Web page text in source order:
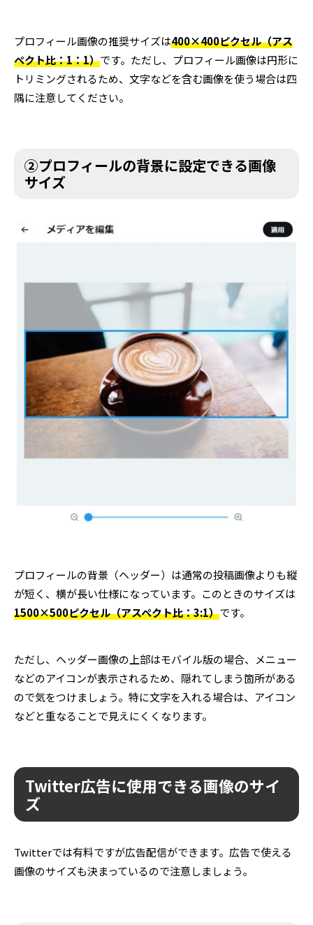
プロフィール画像の推奨サイズは400×400ピクセル（アス
ペクト比：1：1）です。ただし、プロフィール画像は円形に
トリミングされるため、文字などを含む画像を使う場合は四
隅に注意してください。
②プロフィールの背景に設定できる画像
サイズ
プロフィールの背景（ヘッダー）は通常の投稿画像よりも縦
が短く、横が長い仕様になっています。このときのサイズは
1500×500ピクセル（アスペクト比：3:1）です。
ただし、ヘッダー画像の上部はモバイル版の場合、メニュー
などのアイコンが表示されるため、隠れてしまう箇所がある
ので気をつけましょう。特に文字を入れる場合は、アイコン
などと重なることで見えにくくなります。
Twitter広告に使用できる画像のサイ
ズ
Twitterでは有料ですが広告配信ができます。広告で使える
画像のサイズも決まっているので注意しましょう。